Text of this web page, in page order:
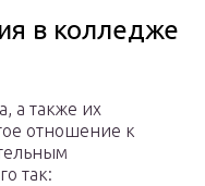
в колледже
а также их
отношение к
так: